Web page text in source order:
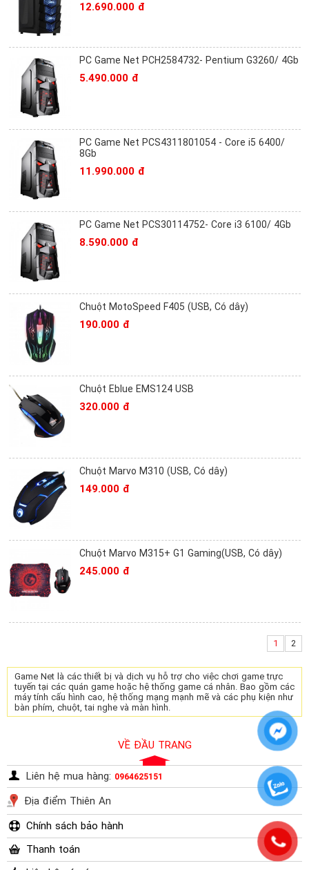
12.690.000 đ
PC Game Net PCH2584732- Pentium G3260/ 4Gb
5.490.000 đ
PC Game Net PCS4311801054 - Core i5 6400/
8Gb
11.990.000 đ
PC Game Net PCS30114752- Core i3 6100/ 4Gb
8.590.000 đ
Chuột MotoSpeed F405 (USB, Có dây)
190.000 đ
Chuột Eblue EMS124 USB
320.000 đ
Chuột Marvo M310 (USB, Có dây)
149.000 đ
Chuột Marvo M315+ G1 Gaming(USB, Có dây)
245.000 đ
1 2
Game Net là các thiết bị và dịch vụ hỗ trợ cho việc chơi game trực
tuyến tại các quán game hoặc hệ thống game cá nhân. Bao gồm các
máy tính cấu hình cao, hệ thống mạng mạnh mẽ và các phụ kiện như
bàn phím, chuột, tai nghe và màn hình.
VỀ ĐẦU TRANG
Liên hệ mua hàng: 0964625151
Địa điểm Thiên An
Chính sách bảo hành
Thanh toán